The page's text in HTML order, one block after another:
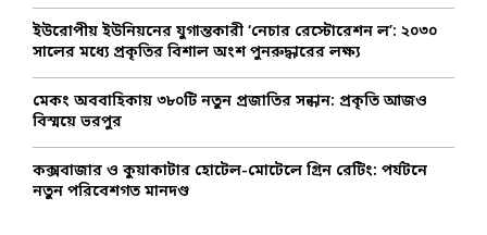
ইউরোপীয় ইউনিয়নের যুগান্তকারী ‘নেচার রেস্টোরেশন ল’: ২০৩০
সালের মধ্যে প্রকৃতির বিশাল অংশ পুনরুদ্ধারের লক্ষ্য
মেকং অববাহিকায় ৩৮০টি নতুন প্রজাতির সন্ধান: প্রকৃতি আজও
বিস্ময়ে ভরপুর
কক্সবাজার ও কুয়াকাটার হোটেল-মোটেলে গ্রিন রেটিং: পর্যটনে
নতুন পরিবেশগত মানদণ্ড